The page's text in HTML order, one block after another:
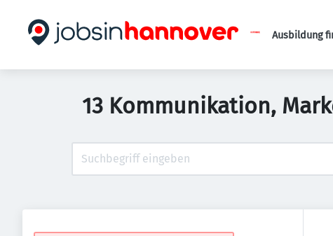
Ausbildung
13 Kommunikation,